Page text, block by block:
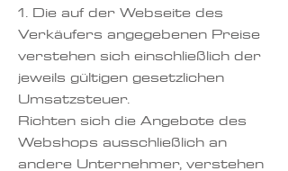
1. Die auf der Webseite des
Verkäufers angegebenen Preise
verstehen sich einschließlich der
jeweils gültigen gesetzlichen
Umsatzsteuer.
Richten sich die Angebote des
Webshops ausschließlich an
andere Unternehmer, verstehen